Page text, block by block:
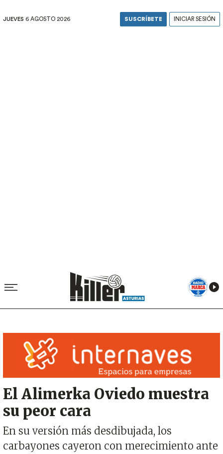
JUEVES 6 AGOSTO 2026 SUSCRÍBETE INICIAR SESIÓN
El Alimerka Oviedo muestra
su peor cara
En su versión más desdibujada, los
carbayones cayeron con merecimiento ante